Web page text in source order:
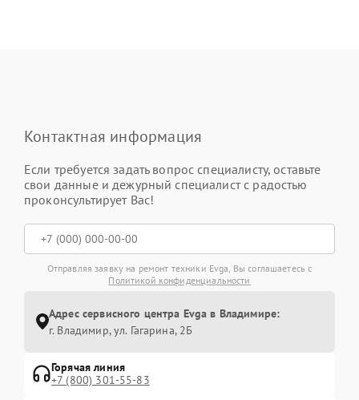
Контактная информация
Если требуется задать вопрос специалисту, оставьте
свои данные и дежурный специалист с радостью
проконсультирует Вас!
Отправляя заявку на ремонт техники Evga, Вы соглашаетесь с
Политикой конфиденциальности
Адрес сервисного центра Evga в Владимире:
г. Владимир, ул. Гагарина, 2Б
Горячая линия
+7 (800) 301-55-83